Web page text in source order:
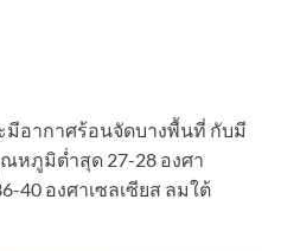
มีอากาศร้อนจัดบางพื้นที่ กับมี
หภูมิต่ำสุด 27-28 องศา
40 องศาเซลเซียส ลมใต้